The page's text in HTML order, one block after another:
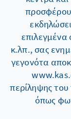
επιλεγμένα
κ.λπ., σας
γεγονότα
περίληψης του
όπως